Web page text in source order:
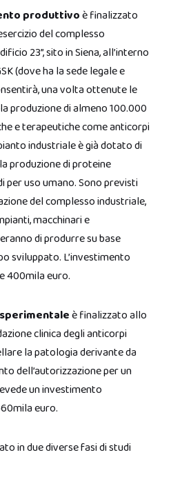
produttivoè finalizzato
del complesso
23”, sito in Siena, all’interno
(dove ha la sede legale e
una volta ottenute le
produzione di almeno 100.000
e terapeutiche come anticorpi
industriale è già dotato di
produzione di proteine
per uso umano. Sono previsti
del complesso industriale,
macchinari e
di produrre su base
sviluppato. L’investimento
400mila euro.
è finalizzato allo
clinica degli anticorpi
la patologia derivante da
dell’autorizzazione per un
un investimento
euro.
in due diverse fasi di studi